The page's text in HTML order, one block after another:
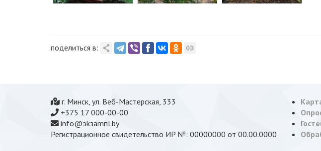
поделиться в:
г. Минск, ул. Веб-Мастерская, 333
+375 17 000-00-00
info@эkзamпl.by
Регистрационное свидетельство ИР №: 00000000 от 00.00.0000